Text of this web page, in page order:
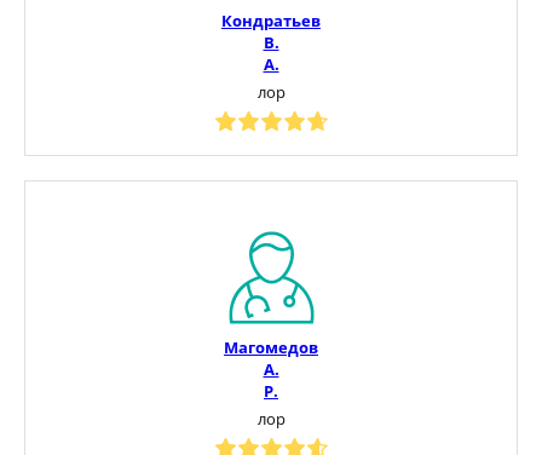
Кондратьев
В.
А.
лор
Магомедов
А.
Р.
лор